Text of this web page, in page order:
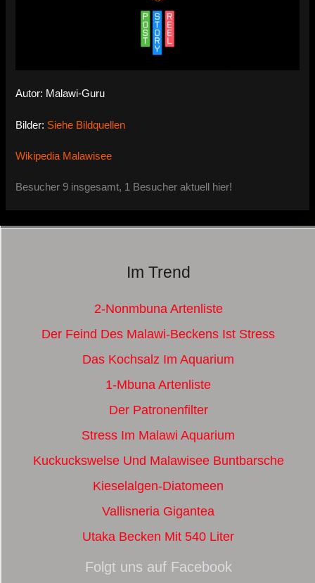
Autor: Malawi-Guru
Bilder: Siehe Bildquellen
Wikipedia Malawisee
Besucher 9 insgesamt, 1 Besucher aktuell hier!
Im Trend
2-Nonmbuna Artenliste
Der Feind Des Malawi-Beckens Ist Stress
Das Kochsalz Im Aquarium
1-Mbuna Artenliste
Der Patronenfilter
Stress Im Malawi Aquarium
Kuckuckswelse Und Malawisee Buntbarsche
Kieselalgen-Diatomeen
Vallisneria Gigantea
Utaka Becken Mit 540 Liter
Folgt uns auf Facebook